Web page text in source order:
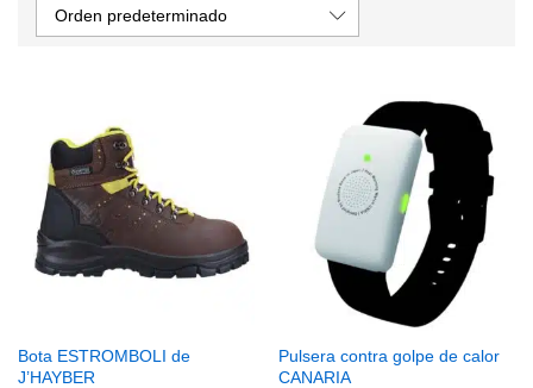
Orden predeterminado
Bota ESTROMBOLI de
J’HAYBER
Pulsera contra golpe de calor
CANARIA